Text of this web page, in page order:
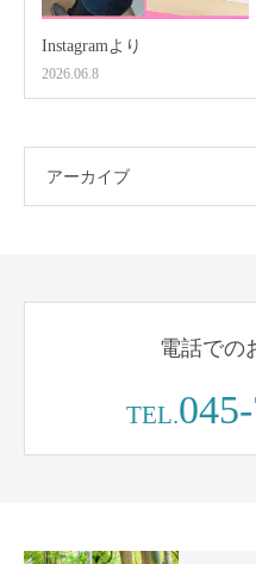
Instagramより
2026.06.8
アーカイブ
電話での
TEL.